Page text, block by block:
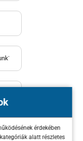
érdekében
alatt részletes